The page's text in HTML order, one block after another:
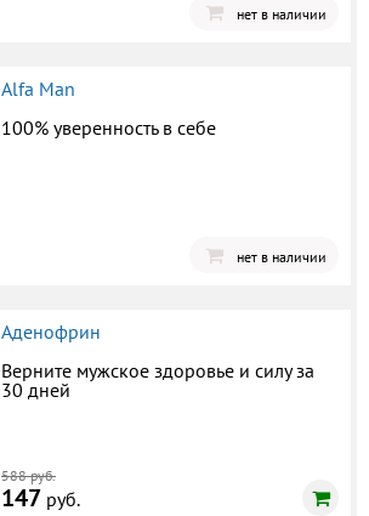
нет в наличии
Alfa Man
100% уверенность в себе
нет в наличии
Аденофрин
Верните мужское здоровье и силу за
30 дней
588 руб.
147 руб.